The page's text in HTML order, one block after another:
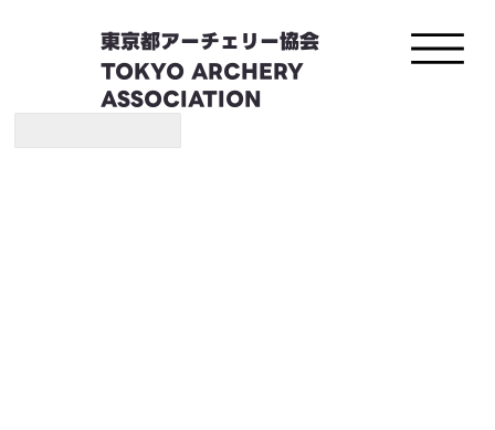
東京都アーチェリー協会
TOKYO ARCHERY
ASSOCIATION